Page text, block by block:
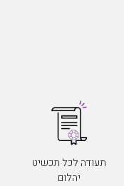
תעודה לכל תכשיט
יהלום